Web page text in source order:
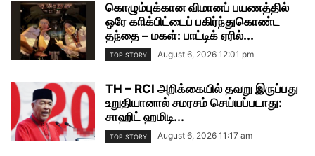
கொழும்புக்கான விமானப் பயணத்தில்
ஒரே காிக்பிட்டைப் பகிர்ந்துகொண்ட
தந்தை – மகள்: பாட்டிக் ஏரில்...
TOP STORY August 6, 2026 12:01 pm
TH – RCI அறிக்கையில் தவறு இருப்பது
உறுதியானால் சமரசம் செய்யப்படாது:
சாஹிட் ஹமிடி...
TOP STORY August 6, 2026 11:17 am